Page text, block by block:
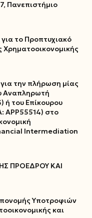
Πανεπιστήμιο
το Προπτυχιακό
την πλήρωση μίας
Αναπληρωτή
του Επίκουρου
ΑΡΡ55514) στο
Intermediation
ΠΡΟΕΔΡΟΥ ΚΑΙ
Υποτροφιών
και